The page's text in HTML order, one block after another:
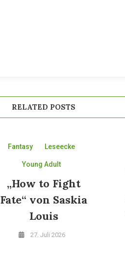
RELATED POSTS
Fantasy Leseecke
Young Adult
„How to Fight
Fate“ von Saskia
Louis
27. Juli 2026